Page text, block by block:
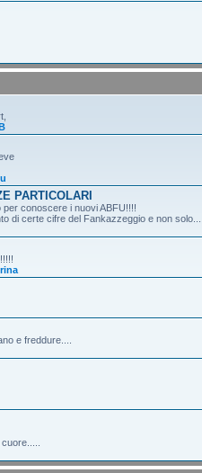
PARTICOLARI
per conoscere i nuovi ABFU!!!!
di certe cifre del Fankazzeggio e non solo.....
e freddure....